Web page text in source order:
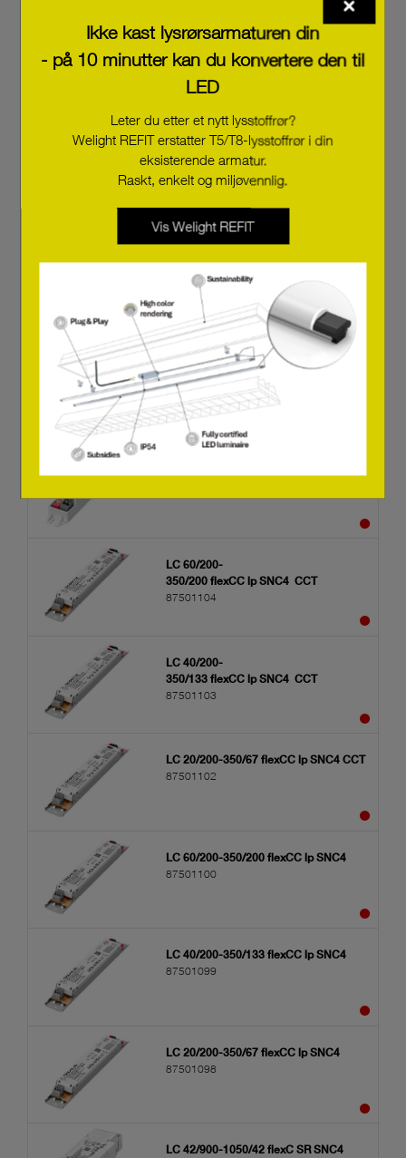
LC 75/1100-1400/54 flexC lp SNC4
28004144
LC 57/700-1050/54 flexC lp SNC4
28004143
LC 38/400-700/54 flexC lp SNC4
28004142
LC 19/200-350/54 flexC lp SNC4
28004120
LC 60/200-
350/200 flexCC lp SNC4 CCT
87501104
LC 40/200-
350/133 flexCC lp SNC4 CCT
87501103
LC 20/200-350/67 flexCC lp SNC4 CCT
87501102
LC 60/200-350/200 flexCC lp SNC4
87501100
LC 40/200-350/133 flexCC lp SNC4
87501099
LC 20/200-350/67 flexCC lp SNC4
87501098
LC 42/900-1050/42 flexC SR SNC4
Ikke kast lysrørsarmaturen din
- på 10 minutter kan du konvertere den til
LED
Leter du etter et nytt lysstoffrør?
Welight REFIT erstatter T5/T8-lysstoffrør i din
eksisterende armatur.
Raskt, enkelt og miljøvennlig.
Vis Welight REFIT